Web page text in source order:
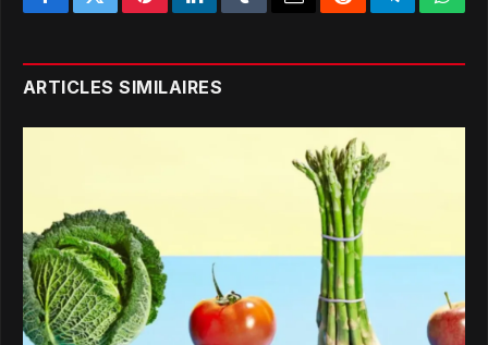
FacebookTwitterPinterestLinkedInTumblr EmailRedditTelegram
ARTICLES SIMILAIRES